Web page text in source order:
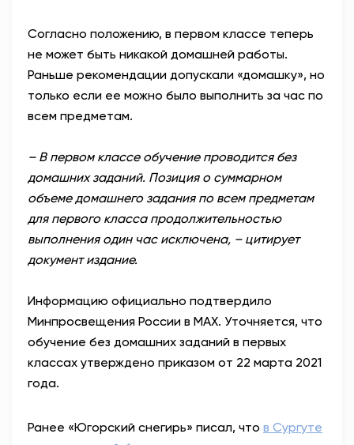
Согласно положению, в первом классе теперь
не может быть никакой домашней работы.
Раньше рекомендации допускали «домашку», но
только если ее можно было выполнить за час по
всем предметам.
– В первом классе обучение проводится без
домашних заданий. Позиция о суммарном
объеме домашнего задания по всем предметам
для первого класса продолжительностью
выполнения один час исключена, – цитирует
документ издание.
Информацию официально подтвердило
Минпросвещения России в MAX. Уточняется, что
обучение без домашних заданий в первых
классах утверждено приказом от 22 марта 2021
года.
Ранее «Югорский снегирь» писал, что в Сургуте